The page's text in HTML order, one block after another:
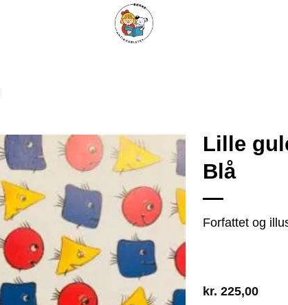
Tilføj
som
favorit
Lille
Blå
Forfattet og
kr. 225,00